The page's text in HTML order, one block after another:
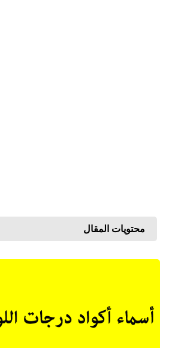
محتويات المقال